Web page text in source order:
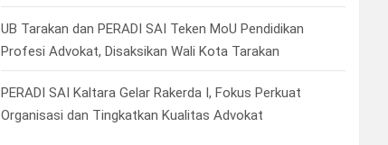
UB Tarakan dan PERADI SAI Teken MoU Pendidikan
Profesi Advokat, Disaksikan Wali Kota Tarakan
PERADI SAI Kaltara Gelar Rakerda I, Fokus Perkuat
Organisasi dan Tingkatkan Kualitas Advokat